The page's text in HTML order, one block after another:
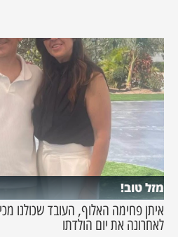
מזל טוב!
איתן פחימה האלוף, העובד שכולנו
לאחרונה את יום הולדתו